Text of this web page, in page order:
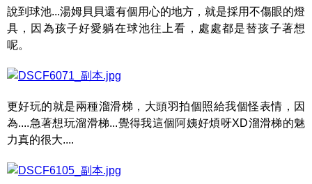
說到球池...湯姆貝貝還有個用心的地方，就是採用不傷眼的燈
具，因為孩子好愛躺在球池往上看，處處都是替孩子著想
呢。
更好玩的就是兩種溜滑梯，大頭羽拍個照給我個怪表情，因
為....急著想玩溜滑梯...覺得我這個阿姨好煩呀XD溜滑梯的魅
力真的很大....